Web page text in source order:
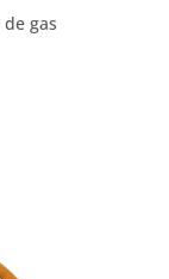
gas